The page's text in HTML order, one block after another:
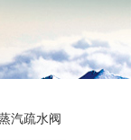
汽疏水阀